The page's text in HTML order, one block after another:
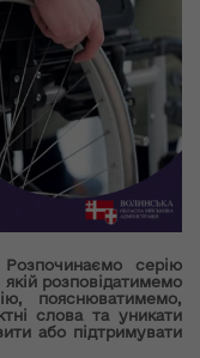
Розпочинаємо серію
якій розповідатимемо
пояснюватимемо,
слова та уникати
або підтримувати